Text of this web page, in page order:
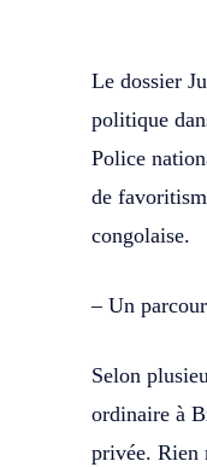
Le dossier
politique
Police
de
congolaise.
– Un
Selon
ordinaire à
privée. Rien